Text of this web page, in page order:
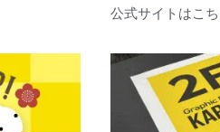
公式サイトはこ